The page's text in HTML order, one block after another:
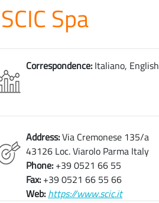
SCIC Spa
Correspondence: Italiano, English
Address:Via Cremonese 135/a
43126 Loc. Viarolo Parma Italy
Phone: +39 0521 66 55
Fax: +39 0521 66 55 66
Web: https://www.scic.it